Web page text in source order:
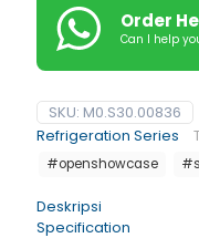
Order
Can I help
SKU: M0.S30.00836
Refrigeration Series
#openshowcase
Deskripsi
Specification